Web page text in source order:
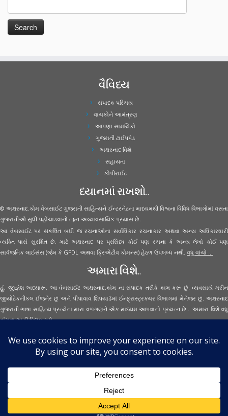
વૈવિધ્ય
સંપાદક પરિચય
વાચકોને આમંત્રણ
આપણા સામયિકો
ગુજરાતી ટાઈપપેડ
અક્ષરનાદ વિશે
સહાયતા
કોપીરાઈટ
ધ્યાનમાં રાખશો..
© અક્ષરનાદ.કોમ વેબસાઈટ ગુજરાતી સાહિત્યને ઈન્ટરનેટના માધ્યમથી વિશ્વના વિવિધ વિભાગોમાં વસતા
ગુજરાતીઓ સુધી પહોંચાડવાનો તદ્દન અવ્યાવસાયિક પ્રયાસ છે.
આ વેબસાઈટ પર સંકલિત બધી જ રચનાઓના સર્વાધિકાર રચનાકાર અથવા અન્ય અધિકારધારી
વ્યક્તિ પાસે સુરક્ષિત છે. માટે અક્ષરનાદ પર પ્રસિધ્ધ કોઈ પણ રચના કે અન્ય લેખો કોઈ પણ
સાર્વજનિક લાઈસંસ (જેમ કે GFDL અથવા ક્રિએટીવ કોમન્સ) હેઠળ ઉપલબ્ધ નથી. વધુ વાંચો ...
અમારા વિશે..
હું, જીજ્ઞેશ અધ્યારૂ, આ વેબસાઈટ અક્ષરનાદ.કોમ ના સંપાદક તરીકે કામ કરૂં છું. વ્યવસાયે મરીન
જીયોટેકનીકલ ઈજનેર છું અને પીપાવાવ શિપયાર્ડમાં ઈન્ફ્રાસ્ટ્રક્ચર વિભાગમાં મેનેજર છું. અક્ષરનાદ
ગુજરાતી ભાષા સાહિત્ય પ્રત્યેના મારા વળગણને એક માધ્યમ આપવાનો પ્રયત્ન છે... અમારા વિશે વધુ
વાંચવાઅહીં ક્લિક કરો...
Secured Site Assurance
Aksharnaad.com
By Jignesh Adhyaru ·
· All Rights Reserved ·